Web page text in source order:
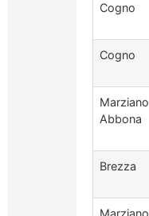
Cogno
Cogno
Marziano
Abbona
Brezza